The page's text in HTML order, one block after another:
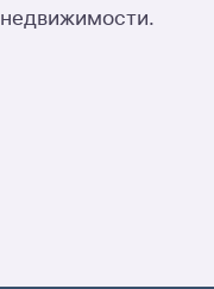
недвижимости.